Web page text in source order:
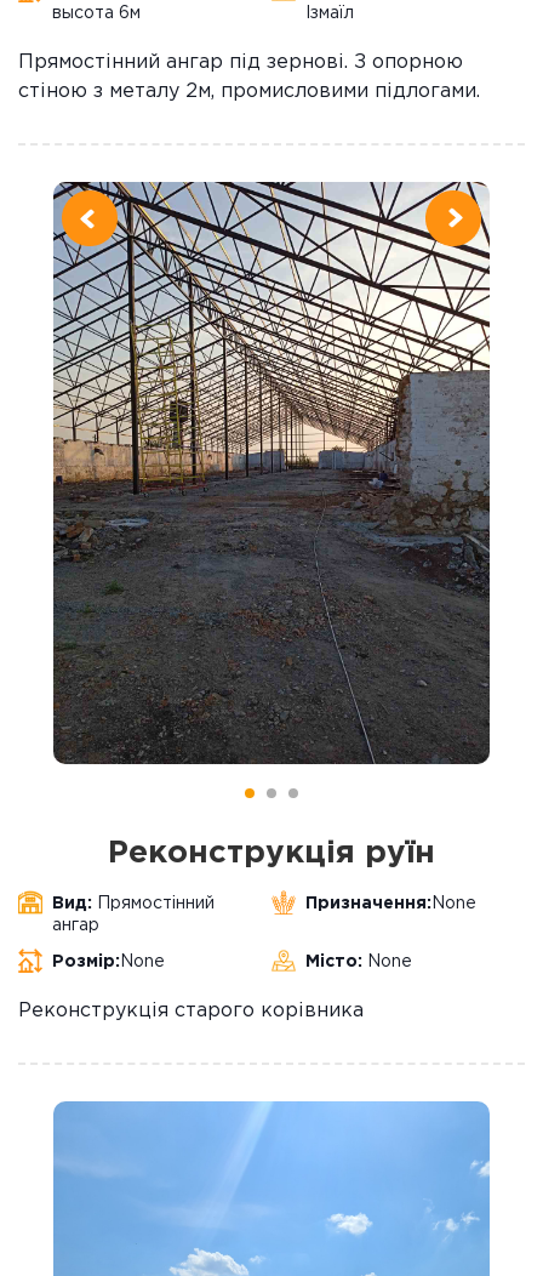
высота 6м
Ізмаїл
Прямостінний ангар під зернові. З опорною
стіною з металу 2м, промисловими підлогами.
Реконструкція руїн
Вид: Прямостінний
ангар
Призначення: None
Розмір: None Місто: None
Реконструкція старого корівника